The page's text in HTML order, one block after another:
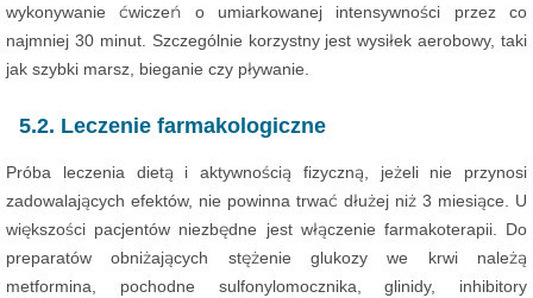
wykonywanie ćwiczeń o umiarkowanej intensywności przez co
najmniej 30 minut. Szczególnie korzystny jest wysiłek aerobowy, taki
jak szybki marsz, bieganie czy pływanie.
5.2. Leczenie farmakologiczne
Próba leczenia dietą i aktywnością fizyczną, jeżeli nie przynosi
zadowalających efektów, nie powinna trwać dłużej niż 3 miesiące. U
większości pacjentów niezbędne jest włączenie farmakoterapii. Do
preparatów obniżających stężenie glukozy we krwi należą
metformina, pochodne sulfonylomocznika, glinidy, inhibitory